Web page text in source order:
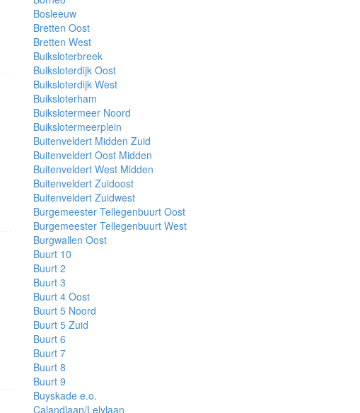
Bosleeuw
Bretten Oost
Bretten West
Buiksloterbreek
Buiksloterdijk Oost
Buiksloterdijk West
Buiksloterham
Buikslotermeer Noord
Buikslotermeerplein
Buitenveldert Midden Zuid
Buitenveldert Oost Midden
Buitenveldert West Midden
Buitenveldert Zuidoost
Buitenveldert Zuidwest
Burgemeester Tellegenbuurt Oost
Burgemeester Tellegenbuurt West
Burgwallen Oost
Buurt 10
Buurt 2
Buurt 3
Buurt 4 Oost
Buurt 5 Noord
Buurt 5 Zuid
Buurt 6
Buurt 7
Buurt 8
Buurt 9
Buyskade e.o.
Calandlaan/Lelylaan